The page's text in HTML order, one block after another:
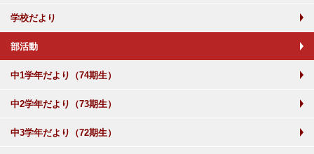
学校だより
部活動
中1学年だより（74期生）
中2学年だより（73期生）
中3学年だより（72期生）